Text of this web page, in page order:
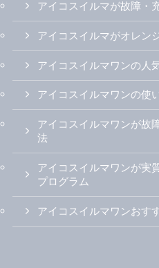
アイコスイルマが故障・
アイコスイルマがオレン
アイコスイルマワンの人
アイコスイルマワンの使
アイコスイルマワンが故
法
アイコスイルマワンが実
プログラム
アイコスイルマワンおす